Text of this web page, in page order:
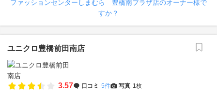
ファッションセンターしまむら 豊橋南プラザ店のオーナー様で
すか？
ユニクロ豊橋前田南店
3.57 口コミ 5件 写真 1枚